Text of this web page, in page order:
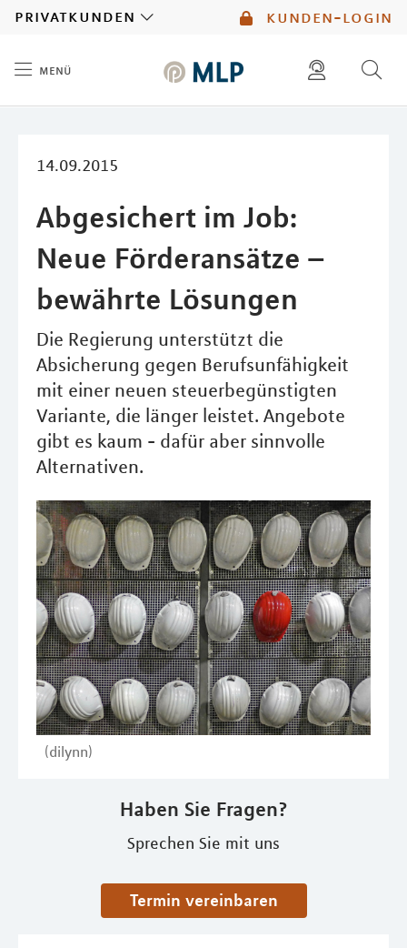
kunden-login
privatkunden
menü
14.09.2015
Abgesichert im Job:
Neue Förderansätze –
bewährte Lösungen
Die Regierung unterstützt die
Absicherung gegen Berufsunfähigkeit
mit einer neuen steuerbegünstigten
Variante, die länger leistet. Angebote
gibt es kaum - dafür aber sinnvolle
Alternativen.
(dilynn)
Haben Sie Fragen?
Sprechen Sie mit uns
Termin vereinbaren